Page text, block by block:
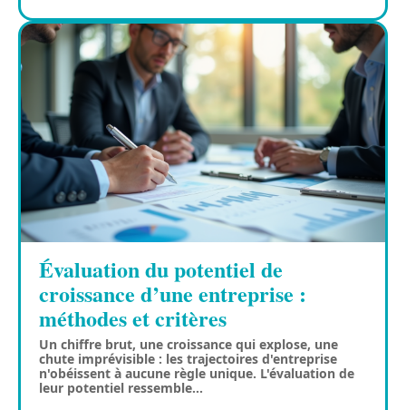
Évaluation du potentiel de
croissance d’une entreprise :
méthodes et critères
Un chiffre brut, une croissance qui explose, une
chute imprévisible : les trajectoires d'entreprise
n'obéissent à aucune règle unique. L'évaluation de
leur potentiel ressemble…